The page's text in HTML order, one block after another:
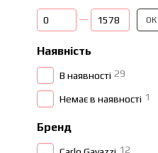
Від Ціна, грн
До Ціна, грн ОК
Наявність
В наявності 29
Немає в наявності 1
Бренд
12